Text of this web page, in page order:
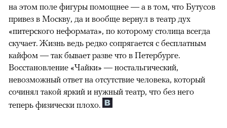
на этом поле фигуры помощнее — а в том, что Бутусов
привез в Москву, да и вообще вернул в театр дух
«питерского неформата», по которому столица всегда
скучает. Жизнь ведь редко сопрягается с бесплатным
кайфом — так бывает разве что в Петербурге.
Восстановление «Чайки» — ностальгический,
невозможный ответ на отсутствие человека, который
сочинял такой яркий и нужный театр, что без него
теперь физически плохо.